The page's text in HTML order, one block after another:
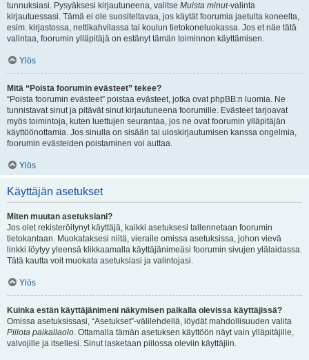
tunnuksiasi. Pysyäksesi kirjautuneena, valitse Muista minut-valinta
kirjautuessasi. Tämä ei ole suositeltavaa, jos käytät foorumia jaetulta koneelta,
esim. kirjastossa, nettikahvilassa tai koulun tietokoneluokassa. Jos et näe tätä
valintaa, foorumin ylläpitäjä on estänyt tämän toiminnon käyttämisen.
Ylös
Mitä “Poista foorumin evästeet” tekee?
“Poista foorumin evästeet” poistaa evästeet, jotka ovat phpBB:n luomia. Ne
tunnistavat sinut ja pitävät sinut kirjautuneena foorumille. Evästeet tarjoavat
myös toimintoja, kuten luettujen seurantaa, jos ne ovat foorumin ylläpitäjän
käyttöönottamia. Jos sinulla on sisään tai uloskirjautumisen kanssa ongelmia,
foorumin evästeiden poistaminen voi auttaa.
Ylös
Käyttäjän asetukset
Miten muutan asetuksiani?
Jos olet rekisteröitynyt käyttäjä, kaikki asetuksesi tallennetaan foorumin
tietokantaan. Muokataksesi niitä, vieraile omissa asetuksissa, johon vievä
linkki löytyy yleensä klikkaamalla käyttäjänimeäsi foorumin sivujen ylälaidassa.
Tätä kautta voit muokata asetuksiasi ja valintojasi.
Ylös
Kuinka estän käyttäjänimeni näkymisen paikalla olevissa käyttäjissä?
Omissa asetuksissasi, “Asetukset”-välilehdellä, löydät mahdollisuuden valita
Piilota paikallaolo. Ottamalla tämän asetuksen käyttöön näyt vain ylläpitäjille,
valvojille ja itsellesi. Sinut lasketaan piilossa oleviin käyttäjiin.